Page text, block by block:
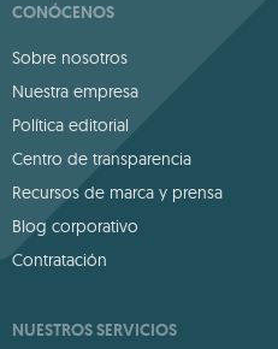
CONÓCENOS
Sobre nosotros
Nuestra empresa
Política editorial
Centro de transparencia
Recursos de marca y prensa
Blog corporativo
Contratación
NUESTROS SERVICIOS